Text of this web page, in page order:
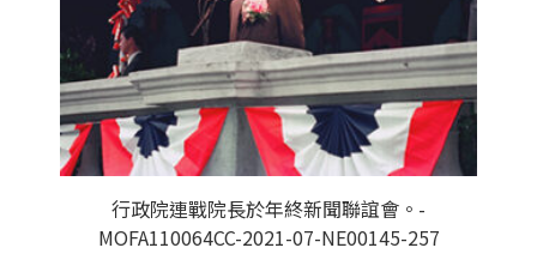
行政院連戰院長於年終新聞聯誼會。-
MOFA110064CC-2021-07-NE00145-257